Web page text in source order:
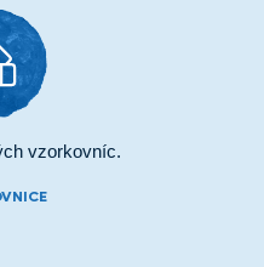
vzorkovníc.